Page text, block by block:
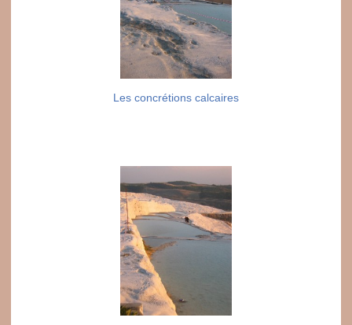
Les concrétions calcaires